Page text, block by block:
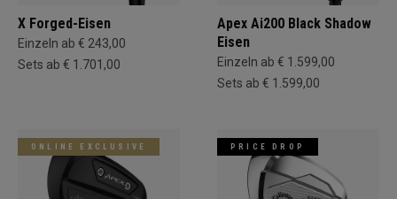
X Forged-Eisen
Einzeln ab € 243,00
Sets ab € 1.701,00
Apex Ai200 Black Shadow
Eisen
Einzeln ab € 1.599,00
Sets ab € 1.599,00
ONLINE EXCLUSIVE PRICE DROP